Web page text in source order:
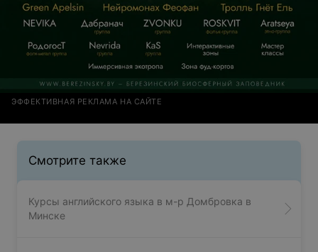
ЭФФЕКТИВНАЯ РЕКЛАМА НА САЙТЕ
Смотрите также
Курсы английского языка в м-р Домбровка в
Минске